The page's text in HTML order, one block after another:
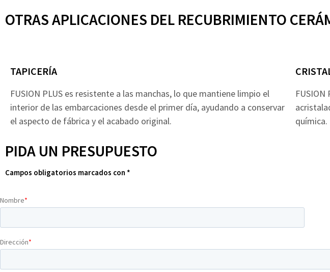
OTRAS APLICACIONES DEL RECUBRIMIENTO
TAPICERÍA
FUSION PLUS es resistente a las manchas, lo que mantiene limpio el
interior de las embarcaciones desde el primer día, ayudando a conservar
el aspecto de fábrica y el acabado original.
química.
PIDA UN PRESUPUESTO
Campos obligatorios marcados con *